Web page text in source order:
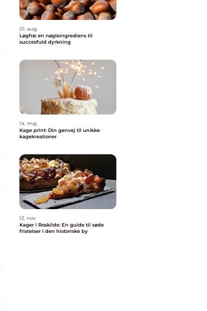
01. aug
Løgfrø: en nøgleingrediens til
succesfuld dyrkning
14. maj
Kage print: Din genvej til unikke
kagekreationer
12. nov
Kager i Roskilde: En guide til søde
fristelser i den historiske by